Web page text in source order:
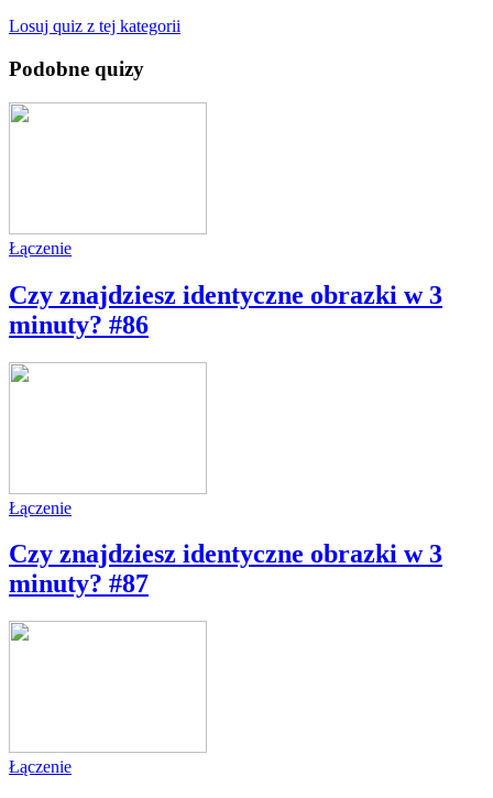
Losuj quiz z tej kategorii
Podobne quizy
Łączenie
Czy znajdziesz identyczne obrazki w 3
minuty? #86
Łączenie
Czy znajdziesz identyczne obrazki w 3
minuty? #87
Łączenie